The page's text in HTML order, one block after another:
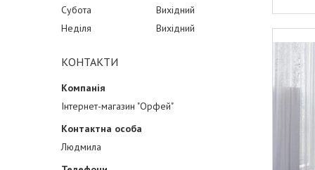
Субота
Вихідний
Неділя
Вихідний
КОНТАКТИ
Інтернет-магазин "Орфей"
Людмила